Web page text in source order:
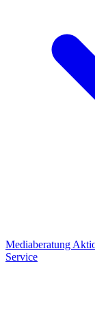
Mediaberatung
Service